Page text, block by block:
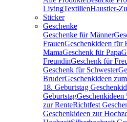
LivingTextilienHaustier-
Sticker
Geschenke
Geschenke für Männer
FrauenGeschenkideen für
MamaGeschenk für Papa
FreundinGeschenk für
Geschenk für Schwester
BruderGeschenkideen
18. Geburtstag
GeburtstagGeschenkideen
zur RenteRichtfest
Geschenkideen zur